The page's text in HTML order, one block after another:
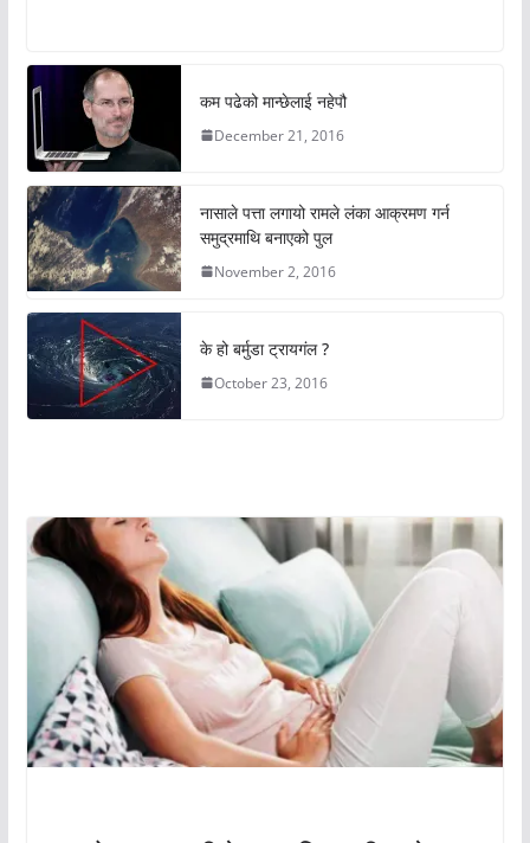
कम पढेको मान्छेलाई नहेपौ
December 21, 2016
नासाले पत्ता लगायो रामले लंका आक्रमण गर्न
समुद्रमाथि बनाएको पुल
November 2, 2016
के हो बर्मुडा ट्रायगंल ?
October 23, 2016